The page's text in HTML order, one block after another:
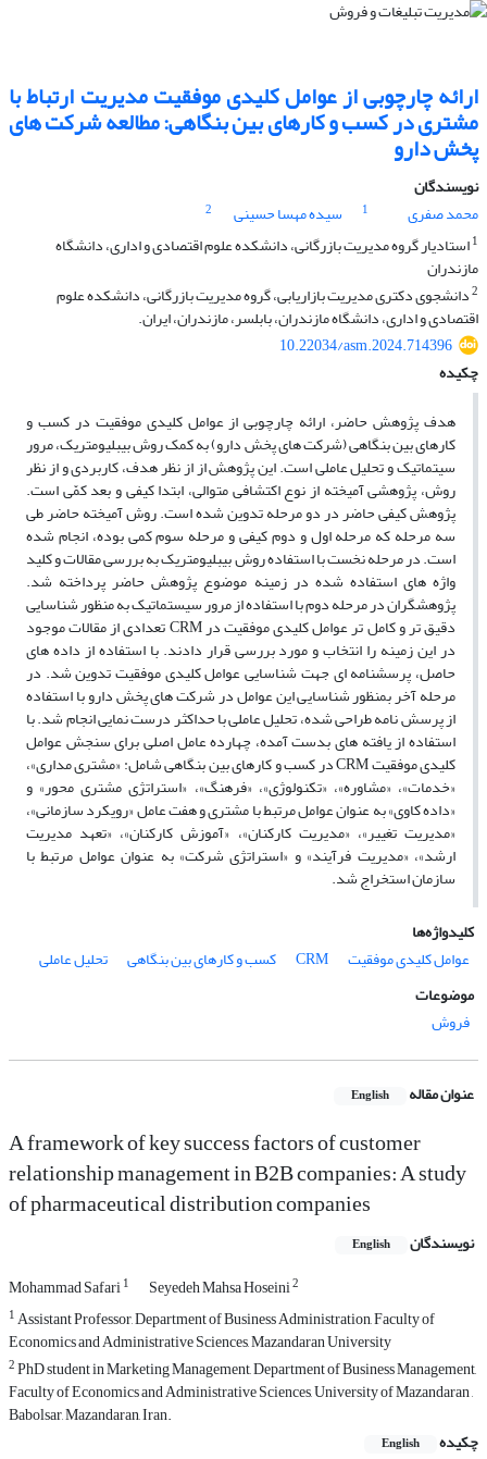
ارائه چارچوبی از عوامل کلیدی موفقیت مدیریت ارتباط با
مشتری در کسب و کارهای بین بنگاهی: مطالعه شرکت های
پخش دارو
نویسندگان
محمد صفری
1 سیده مهسا حسینی
2
1استادیار گروه مدیریت بازرگانی، دانشکده علوم اقتصادی و اداری، دانشگاه
مازندران
2دانشجوی دکتری مدیریت بازاریابی، گروه مدیریت بازرگانی، دانشکده علوم
اقتصادی و اداری، دانشگاه مازندران، بابلسر، مازندران، ایران.
10.22034/asm.2024.714396
چکیده
هدف پژوهش حاضر، ارائه چارچوبی از عوامل کلیدی موفقیت در کسب و
کارهای بین بنگاهی (شرکت های پخش دارو) به کمک روش بیبلیومتریک، مرور
سیتماتیک و تحلیل عاملی است. این پژوهش از از نظر هدف، کاربردی و از نظر
روش، پژوهشی آمیخته از نوع اکتشافی متوالی، ابتدا کیفی و بعد کمّی است.
پژوهش کیفی حاضر در دو مرحله تدوین شده است. روش آمیخته حاضر طی
سه مرحله که مرحله اول و دوم کیفی و مرحله سوم کمی بوده، انجام شده
است. در مرحله نخست با استفاده روش بیبلیومتریک به بررسی مقالات و کلید
واژه های استفاده شده در زمینه موضوع پژوهش حاضر پرداخته شد.
پژوهشگران در مرحله دوم با استفاده از مرور سیستماتیک به منظور شناسایی
دقیق تر و کامل تر عوامل کلیدی موفقیت در CRM تعدادی از مقالات موجود
در این زمینه را انتخاب و مورد بررسی قرار دادند. با استفاده از داده های
حاصل، پرسشنامه ای جهت شناسایی عوامل کلیدی موفقیت تدوین شد. در
مرحله آخر بمنظور شناسایی این عوامل در شرکت های پخش دارو با استفاده
از پرسش نامه طراحی شده، تحلیل عاملی با حداکثر درست نمایی انجام شد. با
استفاده از یافته های بدست آمده، چهارده عامل اصلی برای سنجش عوامل
کلیدی موفقیت CRM در کسب و کارهای بین بنگاهی شامل: «مشتری مداری»،
«خدمات»، «مشاوره»، «تکنولوژی»، «فرهنگ»، «استراتژی مشتری محور» و
«داده کاوی» به عنوان عوامل مرتبط با مشتری و هفت عامل «رویکرد سازمانی»،
«مدیریت تغییر»، «مدیریت کارکنان»، «آموزش کارکنان»، «تعهد مدیریت
ارشد»، «مدیریت فرآیند» و «استراتژی شرکت» به عنوان عوامل مرتبط با
سازمان استخراج شد.
کلیدواژه‌ها
عوامل کلیدی موفقیت
CRM کسب و کارهای بین بنگاهی
تحلیل عاملی
موضوعات
فروش
عنوان مقاله English
A framework of key success factors of customer
relationship management in B2B companies: A study
of pharmaceutical distribution companies
نویسندگان English
Mohammad Safari1 Seyedeh Mahsa Hoseini2
1Assistant Professor, Department of Business Administration, Faculty of
Economics and Administrative Sciences, Mazandaran University
2PhD student in Marketing Management, Department of Business Management,
Faculty of Economics and Administrative Sciences, University of Mazandaran ,
Babolsar, Mazandaran, Iran.
چکیده
English